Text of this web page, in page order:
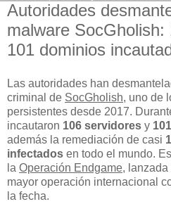
Autoridades
malware
101 dominios
Las autoridades han
criminal de SocGholish, uno de
persistentes desde 2017.
incautaron 106 servidores y
además la remediación de casi
infectados en todo el mundo.
la Operación Endgame,
mayor operación internacional
la fecha.